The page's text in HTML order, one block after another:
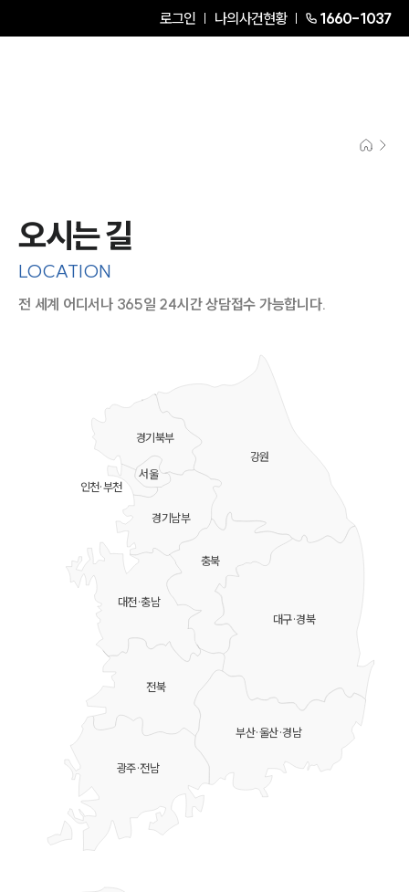
로그인 나의사건현황 1660-1037
오시는 길
LOCATION
전 세계 어디서나 365일 24시간 상담접수 가능합니다.
강원
충북
대전·충남
대구·경북
부산·울산·경남
전북
광주·전남
경기북부
경기남부
서울
인천·부천